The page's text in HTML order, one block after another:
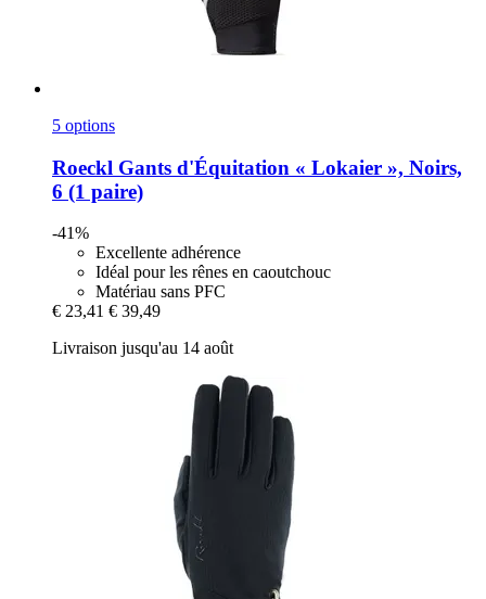
5 options
Roeckl Gants d'Équitation « Lokaier », Noirs,
6 (1 paire)
-41%
Excellente adhérence
Idéal pour les rênes en caoutchouc
Matériau sans PFC
€ 23,41 € 39,49
Livraison jusqu'au 14 août